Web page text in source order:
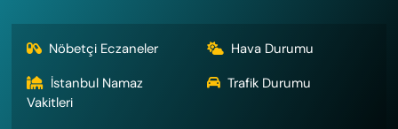
Nöbetçi Eczaneler
Hava Durumu
İstanbul Namaz
Vakitleri
Trafik Durumu